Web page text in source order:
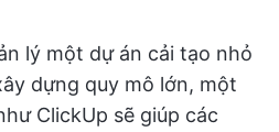
lý một dự án cải tạo nhỏ
dựng quy mô lớn, một
ClickUp sẽ giúp các